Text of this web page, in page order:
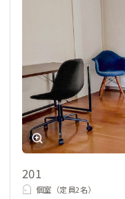
201
個室（定員2名）